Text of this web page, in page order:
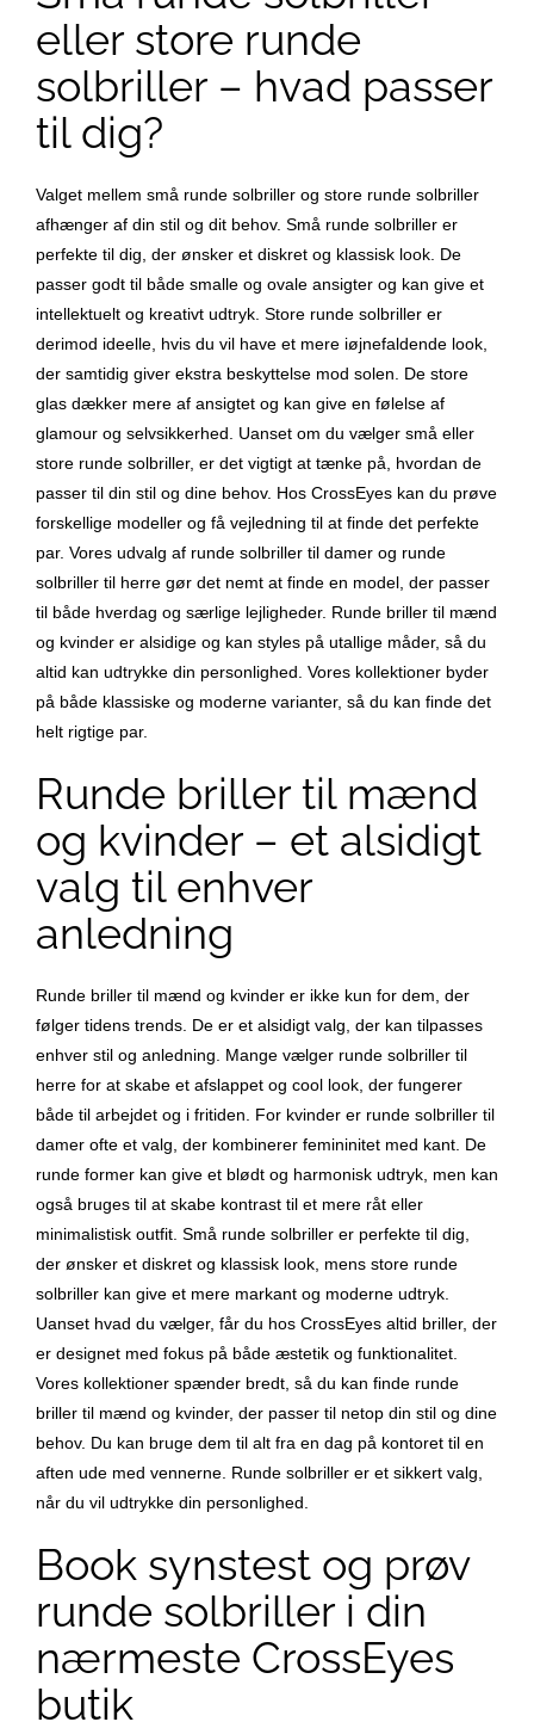
eller store runde
solbriller – hvad passer
til dig?
Valget mellem små runde solbriller og store runde solbriller
afhænger af din stil og dit behov. Små runde solbriller er
perfekte til dig, der ønsker et diskret og klassisk look. De
passer godt til både smalle og ovale ansigter og kan give et
intellektuelt og kreativt udtryk. Store runde solbriller er
derimod ideelle, hvis du vil have et mere iøjnefaldende look,
der samtidig giver ekstra beskyttelse mod solen. De store
glas dækker mere af ansigtet og kan give en følelse af
glamour og selvsikkerhed. Uanset om du vælger små eller
store runde solbriller, er det vigtigt at tænke på, hvordan de
passer til din stil og dine behov. Hos CrossEyes kan du prøve
forskellige modeller og få vejledning til at finde det perfekte
par. Vores udvalg af runde solbriller til damer og runde
solbriller til herre gør det nemt at finde en model, der passer
til både hverdag og særlige lejligheder. Runde briller til mænd
og kvinder er alsidige og kan styles på utallige måder, så du
altid kan udtrykke din personlighed. Vores kollektioner byder
på både klassiske og moderne varianter, så du kan finde det
helt rigtige par.
Runde briller til mænd
og kvinder – et alsidigt
valg til enhver
anledning
Runde briller til mænd og kvinder er ikke kun for dem, der
følger tidens trends. De er et alsidigt valg, der kan tilpasses
enhver stil og anledning. Mange vælger runde solbriller til
herre for at skabe et afslappet og cool look, der fungerer
både til arbejdet og i fritiden. For kvinder er runde solbriller til
damer ofte et valg, der kombinerer femininitet med kant. De
runde former kan give et blødt og harmonisk udtryk, men kan
også bruges til at skabe kontrast til et mere råt eller
minimalistisk outfit. Små runde solbriller er perfekte til dig,
der ønsker et diskret og klassisk look, mens store runde
solbriller kan give et mere markant og moderne udtryk.
Uanset hvad du vælger, får du hos CrossEyes altid briller, der
er designet med fokus på både æstetik og funktionalitet.
Vores kollektioner spænder bredt, så du kan finde runde
briller til mænd og kvinder, der passer til netop din stil og dine
behov. Du kan bruge dem til alt fra en dag på kontoret til en
aften ude med vennerne. Runde solbriller er et sikkert valg,
når du vil udtrykke din personlighed.
Book synstest og prøv
runde solbriller i din
nærmeste CrossEyes
butik